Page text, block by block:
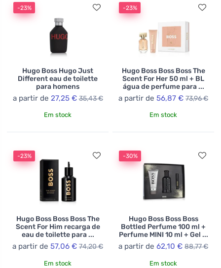
-23%
Hugo Boss Hugo Just
Different eau de toilette
para homens
a partir de 27,25 € 35,43 €
Em stock
-23%
Hugo Boss Boss Boss The
Scent For Her 50 ml + BL
água de perfume para ...
a partir de 56,87 € 73,96 €
Em stock
-23%
Hugo Boss Boss Boss The
Scent For Him recarga de
eau de toilette para ...
a partir de 57,06 € 74,20 €
Em stock
-30%
Hugo Boss Boss Boss
Bottled Perfume 100 ml +
Perfume MINI 10 ml + Gel ...
a partir de 62,10 € 88,77 €
Em stock